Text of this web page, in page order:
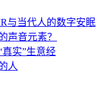
与当代人的数字安眠
声音元素？
实”生意经
人